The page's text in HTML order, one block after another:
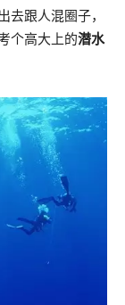
去跟人混圈子，
个高大上的潜水